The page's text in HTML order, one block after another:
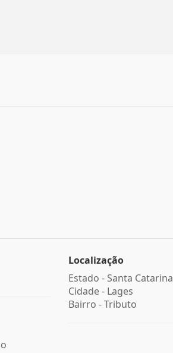
Localização
Estado - Santa Catarina
Cidade - Lages
Bairro -Tributo